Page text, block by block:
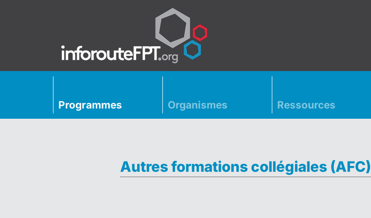
Programmes Organismes Ressources
Autres formations collégiales (AFC)